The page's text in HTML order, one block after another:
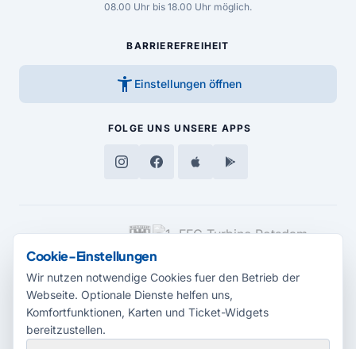
08.00 Uhr bis 18.00 Uhr möglich.
BARRIEREFREIHEIT
accessibility_new Einstellungen öffnen
FOLGE UNS UNSERE APPS
MEDIENPARTNER
Cookie-Einstellungen
Wir nutzen notwendige Cookies fuer den Betrieb der
Webseite. Optionale Dienste helfen uns,
Komfortfunktionen, Karten und Ticket-Widgets
bereitzustellen.